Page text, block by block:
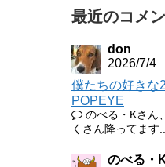
最近のコメ
don
2026/7/4
僕たちの好きな
POPEYE
のべる・Kさん
くさん降ってます...
のべる・